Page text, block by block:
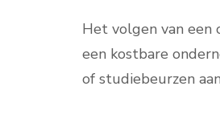
Het volgen van
een kostbare
of studiebeurzen